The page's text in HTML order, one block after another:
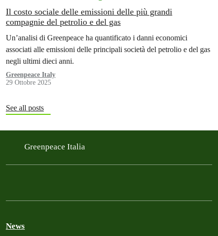
Il costo sociale delle emissioni delle più grandi
compagnie del petrolio e del gas
Un’analisi di Greenpeace ha quantificato i danni economici
associati alle emissioni delle principali società del petrolio e del gas
negli ultimi dieci anni.
Greenpeace Italy
29 Ottobre 2025
See all posts
Greenpeace Italia
News